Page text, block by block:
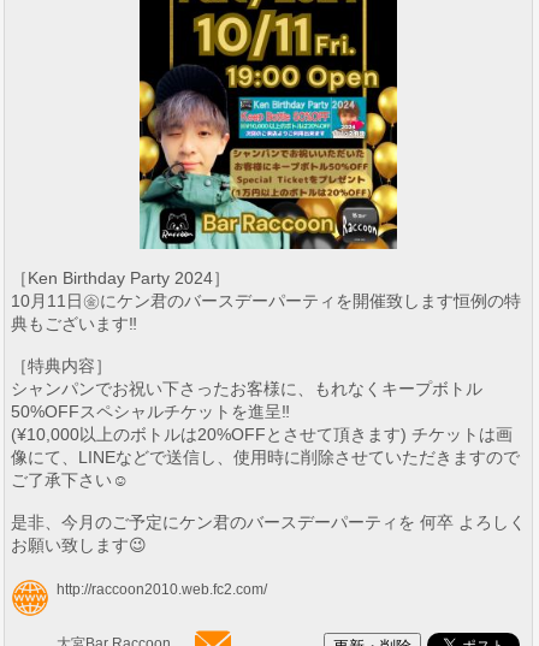
［Ken Birthday Party 2024］
10月11日㊎にケン君のバースデーパーティを開催致します恒例の特
典もございます‼︎
［特典内容］
シャンパンでお祝い下さったお客様に、もれなくキープボトル
50%OFFスペシャルチケットを進呈‼︎
(¥10,000以上のボトルは20%OFFとさせて頂きます) チケットは画
像にて、LINEなどで送信し、使用時に削除させていただきますので
ご了承下さい☺️
是非、今月のご予定にケン君のバースデーパーティを 何卒 よろしく
お願い致します😉
http://raccoon2010.web.fc2.com/